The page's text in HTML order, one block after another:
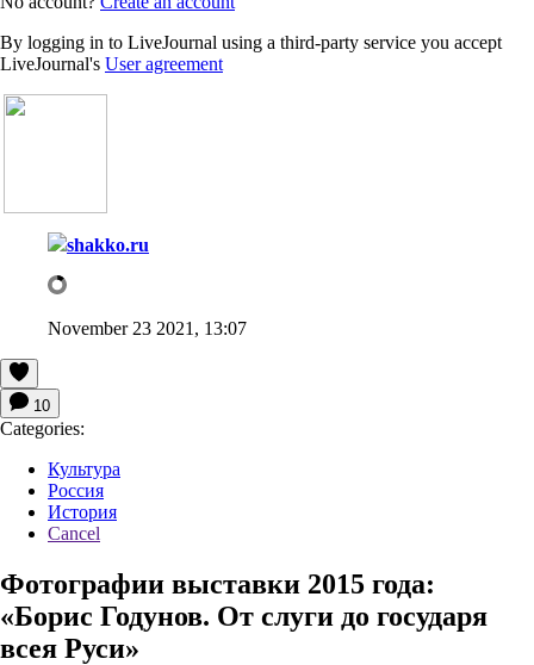
By logging in to LiveJournal using a third-party service you accept
LiveJournal's User agreement
shakko.ru
November 23 2021, 13:07
10
Categories:
Культура
Россия
История
Cancel
Фотографии выставки 2015 года:
«Борис Годунов. От слуги до государя
всея Руси»